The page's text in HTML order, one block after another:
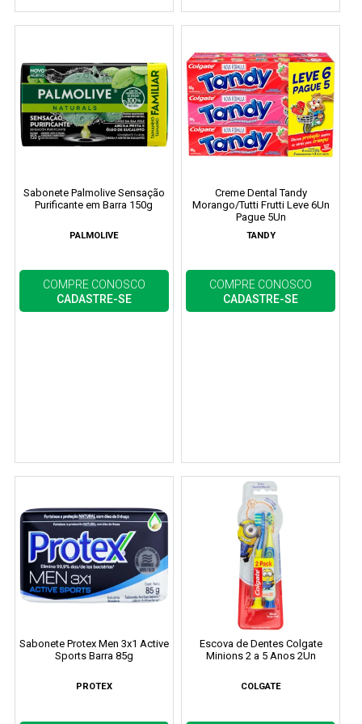
Sabonete Palmolive Sensação
Purificante em Barra 150g
PALMOLIVE
COMPRE CONOSCO
CADASTRE-SE
Creme Dental Tandy
Morango/Tutti Frutti Leve 6Un
Pague 5Un
TANDY
COMPRE CONOSCO
CADASTRE-SE
Sabonete Protex Men 3x1 Active
Sports Barra 85g
PROTEX
Escova de Dentes Colgate
Minions 2 a 5 Anos 2Un
COLGATE